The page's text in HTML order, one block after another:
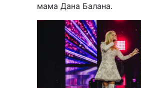
мама Дана Балана.